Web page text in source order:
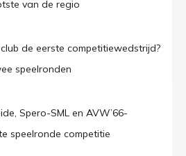
van de regio
de eerste competitiewedstrijd?
speelronden
Spero-SML en AVW’66-
speelronde competitie